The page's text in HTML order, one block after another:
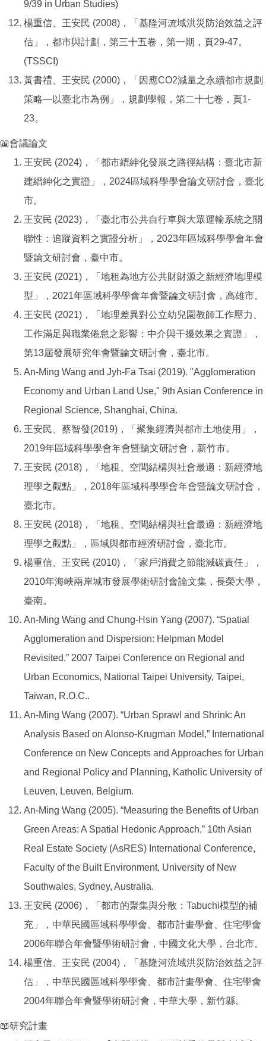
9/39 in Urban Studies)
楊重信、王安民 (2008)，「基隆河流域洪災防治效益之評
估」，都市與計劃，第三十五卷，第一期，頁29-47。
(TSSCI)
黃書禮、王安民 (2000)，「因應CO2減量之永續都市規劃
策略—以臺北市為例」，規劃學報，第二十七卷，頁1-
23。
📖會議論文
王安民 (2024)，「都市縉紳化發展之路徑結構：臺北市新
建縉紳化之實證」，2024區域科學學會論文研討會，臺北
市。
王安民 (2023)，「臺北市公共自行車與大眾運輸系統之關
聯性：追蹤資料之實證分析」，2023年區域科學學會年會
暨論文研討會，臺中市。
王安民 (2021)，「地租為地方公共財財源之新經濟地理模
型」，2021年區域科學學會年會暨論文研討會，高雄市。
王安民 (2021)，「地理差異對公立幼兒園教師工作壓力、
工作滿足與職業倦怠之影響：中介與干擾效果之實證」，
第13屆發展研究年會暨論文研討會，臺北市。
An-Ming Wang and Jyh-Fa Tsai (2019). "Agglomeration
Economy and Urban Land Use," 9th Asian Conference in
Regional Science, Shanghai, China.
王安民、蔡智發(2019)，「聚集經濟與都市土地使用」，
2019年區域科學學會年會暨論文研討會，新竹市。
王安民 (2018)，「地租、空間結構與社會最適：新經濟地
理學之觀點」，2018年區域科學學會年會暨論文研討會，
臺北市。
王安民 (2018)，「地租、空間結構與社會最適：新經濟地
理學之觀點」，區域與都市經濟研討會，臺北市。
楊重信、王安民 (2010)，「家戶消費之節能減碳責任」，
2010年海峽兩岸城市發展學術研討會論文集，長榮大學，
臺南。
An-Ming Wang and Chung-Hsin Yang (2007). “Spatial
Agglomeration and Dispersion: Helpman Model
Revisited,” 2007 Taipei Conference on Regional and
Urban Economics, National Taipei University, Taipei,
Taiwan, R.O.C..
An-Ming Wang (2007). “Urban Sprawl and Shrink: An
Analysis Based on Alonso-Krugman Model,” International
Conference on New Concepts and Approaches for Urban
and Regional Policy and Planning, Katholic University of
Leuven, Leuven, Belgium.
An-Ming Wang (2005). “Measuring the Benefits of Urban
Green Areas: A Spatial Hedonic Approach,” 10th Asian
Real Estate Society (AsRES) International Conference,
Faculty of the Built Environment, University of New
Southwales, Sydney, Australia.
王安民 (2006)，「都市的聚集與分散：Tabuchi模型的補
充」，中華民國區域科學學會、都市計畫學會、住宅學會
2006年聯合年會暨學術研討會，中國文化大學，台北市。
楊重信、王安民 (2004)，「基隆河流域洪災防治效益之評
估」，中華民國區域科學學會、都市計畫學會、住宅學會
2004年聯合年會暨學術研討會，中華大學，新竹縣。
📖研究計畫